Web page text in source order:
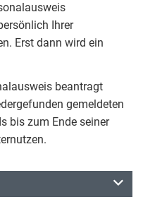
Ihrer
Erst dann wird ein
beantragt
gemeldeten
bis zum Ende seiner